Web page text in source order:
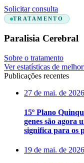
Solicitar consulta
TRATAMENTO
Paralisia Cerebral
Sobre o tratamento
Ver estatísticas de
Publicações recentes
27 de mai. de 2026
15º Plano
genes são agora
significa para os
19 de mai. de 2026